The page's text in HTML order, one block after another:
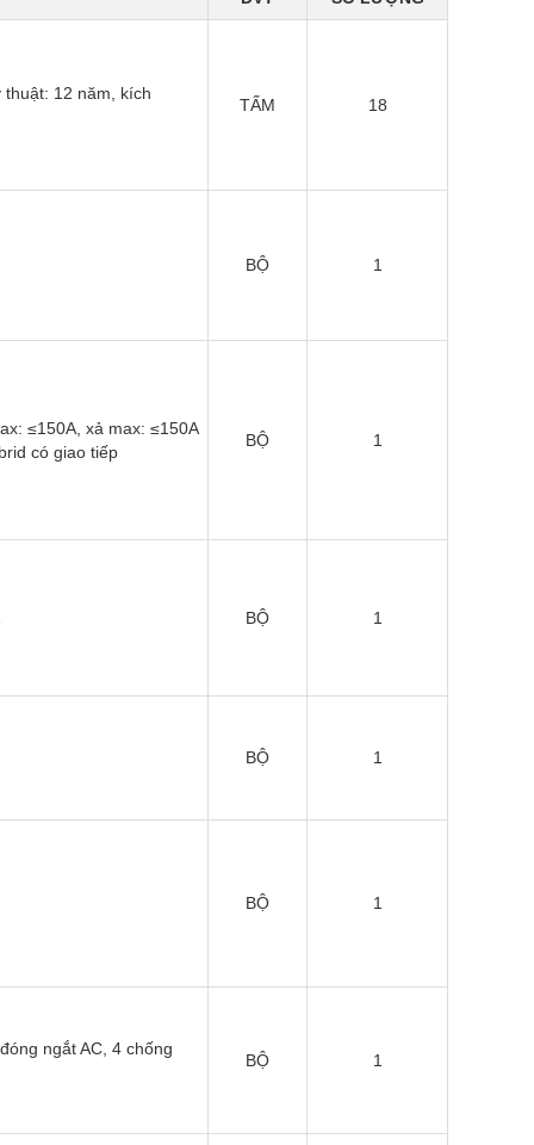
thuật: 12 năm, kích
TẤM 18
BỘ 1
≤150A, xả max: ≤150A
có giao tiếp
BỘ 1
BỘ 1
BỘ 1
BỘ 1
ngắt AC, 4 chống
BỘ 1